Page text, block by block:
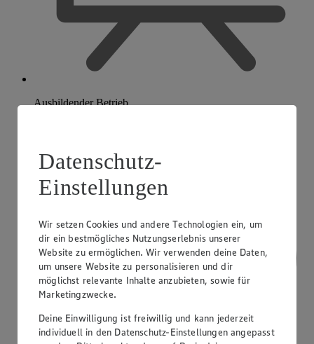
Ausbildender Betrieb
Datenschutz-
Einstellungen
Wir setzen Cookies und andere Technologien ein, um
dir ein bestmögliches Nutzungserlebnis unserer
Website zu ermöglichen. Wir verwenden deine Daten,
um unsere Website zu personalisieren und dir
möglichst relevante Inhalte anzubieten, sowie für
Marketingzwecke.
Deine Einwilligung ist freiwillig und kann jederzeit
individuell in den Datenschutz-Einstellungen angepasst